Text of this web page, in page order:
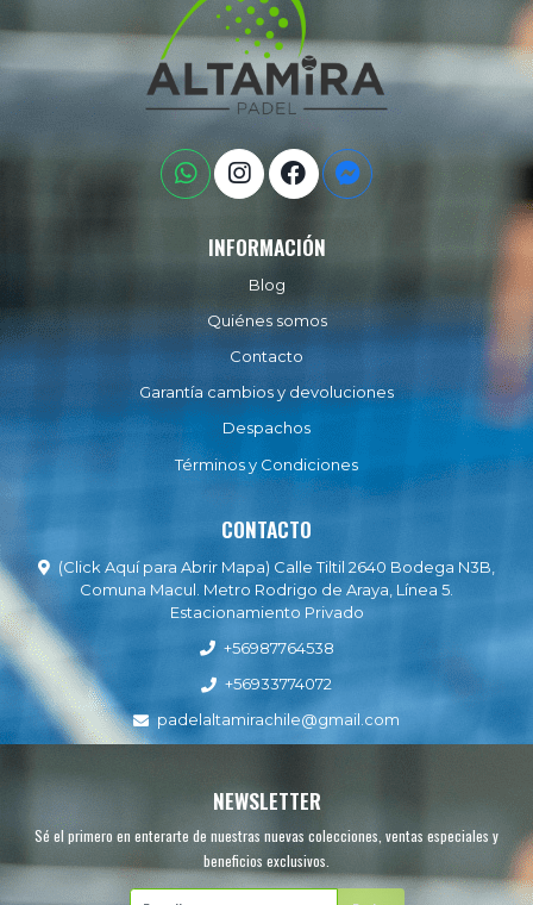
INFORMACIÓN
Blog
Quiénes somos
Contacto
Garantía cambios y devoluciones
Despachos
Términos y Condiciones
CONTACTO
(Click Aquí para Abrir Mapa) Calle Tiltil 2640 Bodega N3B,
Comuna Macul. Metro Rodrigo de Araya, Línea 5.
Estacionamiento Privado
+56987764538
+56933774072
padelaltamirachile@gmail.com
NEWSLETTER
Sé el primero en enterarte de nuestras nuevas colecciones, ventas especiales y
beneficios exclusivos.